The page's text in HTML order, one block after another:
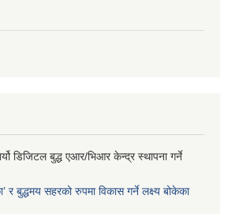
डिजिटल बुद्ध एआर/भिआर केन्द्र स्थापना गर्ने
र बुद्धमय सहरको रुपमा विकास गर्ने लक्ष्य बोकेका